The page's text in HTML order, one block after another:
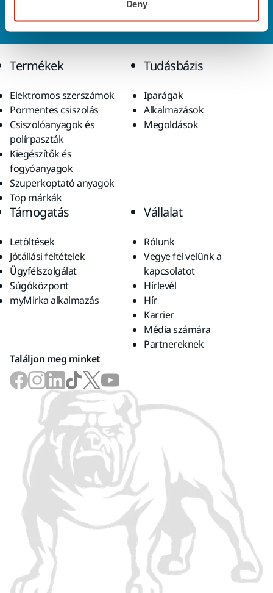
Deny
és szakértő Támogató csapatunk
válaszol kérdéseire.
Termékek
Elektromos szerszámok
Pormentes csiszolás
Csiszolóanyagok és
polírpaszták
Kiegészítők és
fogyóanyagok
Szuperkoptató anyagok
Top márkák
Tudásbázis
Iparágak
Alkalmazások
Megoldások
Támogatás
Letöltések
Jótállási feltételek
Ügyfélszolgálat
Súgóközpont
myMirka alkalmazás
Vállalat
Rólunk
Vegye fel velünk a
kapcsolatot
Hírlevél
Hír
Karrier
Média számára
Partnereknek
Találjon meg minket